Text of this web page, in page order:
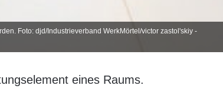
Foto: djd/Industrieverband WerkMörtel/victor zastol'skiy -
eines Raums.